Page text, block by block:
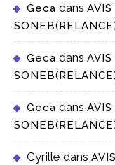
Geca dans
Geca dans
Geca dans
Cyrille dans